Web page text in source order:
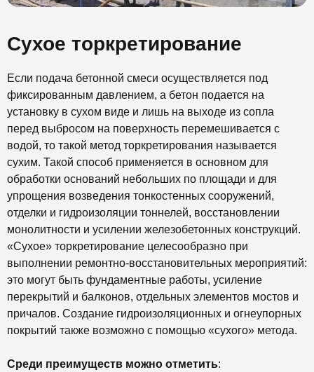
Сухое торкретирование
Если подача бетонной смеси осуществляется под
фиксированным давлением, а бетон подается на
установку в сухом виде и лишь на выходе из сопла
перед выбросом на поверхность перемешивается с
водой, то такой метод торкретирования называется
сухим. Такой способ применяется в основном для
обработки оснований небольших по площади и для
упрощения возведения тонкостенных сооружений,
отделки и гидроизоляции тоннелей, восстановлении
монолитности и усилении железобетонных конструкций.
«Сухое» торкретирование целесообразно при
выполнении ремонтно-восстановительных мероприятий:
это могут быть фундаментные работы, усиление
перекрытий и балконов, отдельных элементов мостов и
причалов. Создание гидроизоляционных и огнеупорных
покрытий также возможно с помощью «сухого» метода.
Среди преимуществ можно отметить: